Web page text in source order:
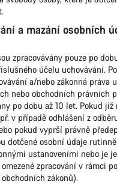
a mazání osobních
zpracovávány pouze po
účelu uchovávání.
a/nebo zákonná práva
nebo obchodních právních
po dobu až 10 let. Pokud
v případě odhlášení z
pokud vyprší právně
dotčené osobní údaje
ustanoveními nebo je
omezené zpracování v rámci
zákonů).